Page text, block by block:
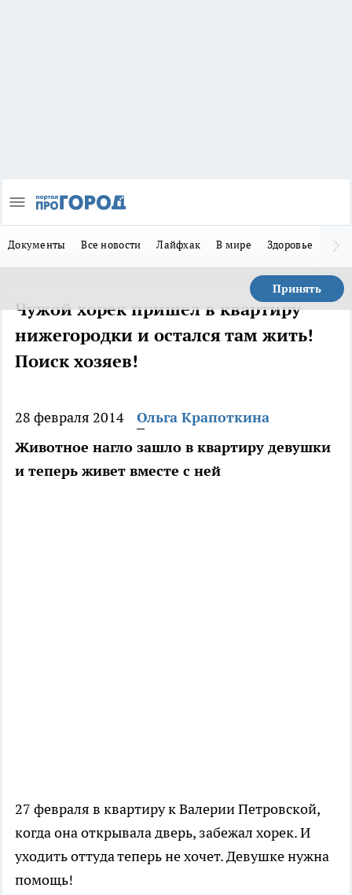
Документы Все новости Лайфхак В мире Здоровье
Принять
Чужой хорек пришел в квартиру
нижегородки и остался там жить!
Поиск хозяев!
28 февраля 2014
Ольга Крапоткина
Животное нагло зашло в квартиру девушки
и теперь живет вместе с ней
27 февраля в квартиру к Валерии Петровской,
когда она открывала дверь, забежал хорек. И
уходить оттуда теперь не хочет. Девушке нужна
помощь!